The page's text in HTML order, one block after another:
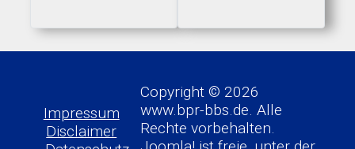
Impressum
Disclaimer
Copyright © 2026
www.bpr-bbs.de. Alle
Rechte vorbehalten.